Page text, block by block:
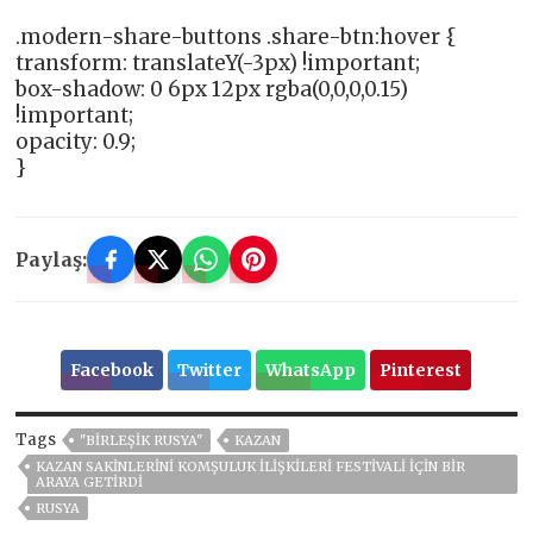
.modern-share-buttons .share-btn:hover {
transform: translateY(-3px) !important;
box-shadow: 0 6px 12px rgba(0,0,0,0.15)
!important;
opacity: 0.9;
}
Paylaş:
Facebook Twitter WhatsApp Pinterest
Tags "BIRLEŞIK RUSYA"
KAZAN
KAZAN SAKINLERINI KOMŞULUK ILIŞKILERI FESTIVALI IÇIN BIR
ARAYA GETIRDI
RUSYA